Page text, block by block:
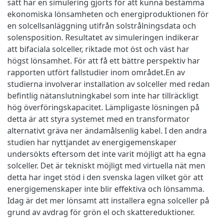
sätt har en simulering gjorts för att kunna bestämma
ekonomiska lönsamheten och energiproduktionen för
en solcellsanläggning utifrån solstrålningsdata och
solensposition. Resultatet av simuleringen indikerar
att bifaciala solceller, riktade mot öst och väst har
högst lönsamhet. För att få ett bättre perspektiv har
rapporten utfört fallstudier inom området.En av
studierna involverar installation av solceller med redan
befintlig nätanslutningkabel som inte har tillräckligt
hög överföringskapacitet. Lämpligaste lösningen på
detta är att styra systemet med en transformator
alternativt gräva ner ändamålsenlig kabel. I den andra
studien har nyttjandet av energigemenskaper
undersökts eftersom det inte varit möjligt att ha egna
solceller. Det är tekniskt möjligt med virtuella nät men
detta har inget stöd i den svenska lagen vilket gör att
energigemenskaper inte blir effektiva och lönsamma.
Idag är det mer lönsamt att installera egna solceller på
grund av avdrag för grön el och skattereduktioner.